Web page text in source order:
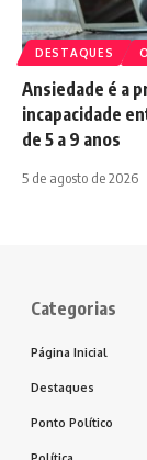
DESTAQUES
Ansiedade é a
incapacidade
de 5 a 9 anos
5 de agosto de 2026
Categorias
Página Inicial
Destaques
Ponto Político